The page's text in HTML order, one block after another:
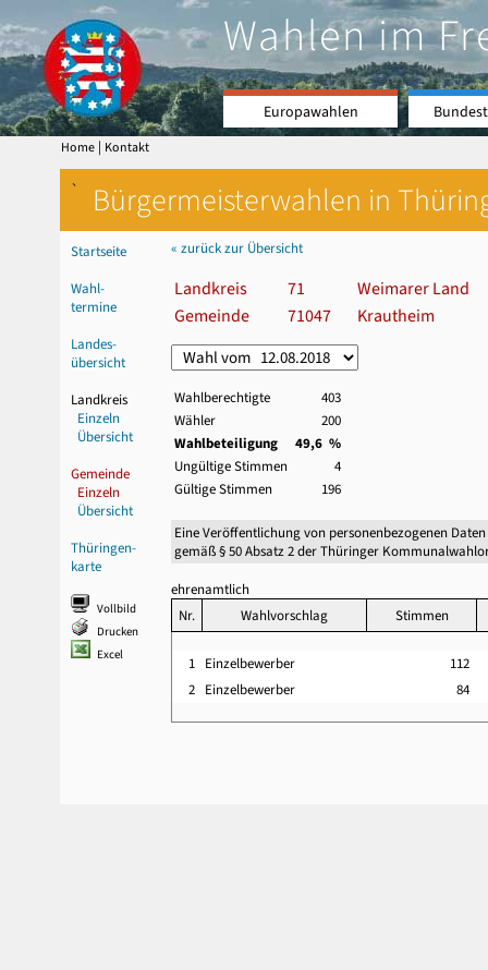
Wahlen im
Europawahlen
Home | Kontakt
` Bürgermeisterwahlen in
Startseite
Wahl-
termine
Landes-
übersicht
Landkreis
Einzeln
Übersicht
Gemeinde
Einzeln
Übersicht
Thüringen-
karte
Vollbild
Drucken
Excel
« zurück zur Übersicht
Landkreis 71
Weimarer Land
Gemeinde
71047 Krautheim
Wahlberechtigte
403
Wähler
200
Wahlbeteiligung
49,6 %
Ungültige Stimmen
4
Gültige Stimmen
196
Eine Veröffentlichung von personenbezogenen
gemäß § 50 Absatz 2 der Thüringer
ehrenamtlich
Nr.
Wahlvorschlag Stimmen
1 Einzelbewerber
112
2 Einzelbewerber 84